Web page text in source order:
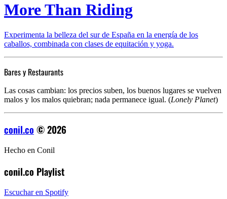
More Than Riding
Experimenta la belleza del sur de España en la energía de los
caballos, combinada con clases de equitación y yoga.
Bares y Restaurants
Las cosas cambian: los precios suben, los buenos lugares se vuelven
malos y los malos quiebran; nada permanece igual. (Lonely Planet)
conil.co © 2026
Hecho en Conil
conil.co Playlist
Escuchar en Spotify